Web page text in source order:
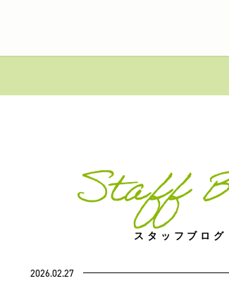
Staffスタッフブログ
2026.02.27